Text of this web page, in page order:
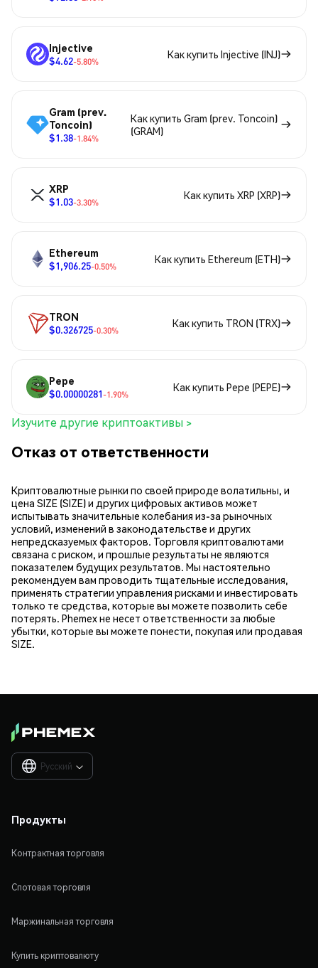
Injective
$4.62-5.80%
Как купить Injective (INJ)
Gram (prev.
Toncoin)
$1.38-1.84%
Как купить Gram (prev. Toncoin)
(GRAM)
XRP
$1.03-3.30%
Как купить XRP (XRP)
Ethereum
$1,906.25-0.50%
Как купить Ethereum (ETH)
TRON
$0.326725-0.30%
Как купить TRON (TRX)
Pepe
$0.00000281-1.90%
Как купить Pepe (PEPE)
Изучите другие криптоактивы >
Отказ от ответственности
Криптовалютные рынки по своей природе волатильны, и
цена SIZE (SIZE) и других цифровых активов может
испытывать значительные колебания из-за рыночных
условий, изменений в законодательстве и других
непредсказуемых факторов. Торговля криптовалютами
связана с риском, и прошлые результаты не являются
показателем будущих результатов. Мы настоятельно
рекомендуем вам проводить тщательные исследования,
применять стратегии управления рисками и инвестировать
только те средства, которые вы можете позволить себе
потерять. Phemex не несет ответственности за любые
убытки, которые вы можете понести, покупая или продавая
SIZE.
Русский 
Продукты
Контрактная торговля
Спотовая торговля
Маржинальная торговля
Купить криптовалюту